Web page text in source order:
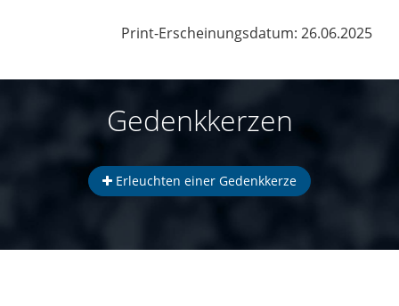
Print-Erscheinungsdatum: 26.06.2025
Gedenkkerzen
Erleuchten einer Gedenkkerze